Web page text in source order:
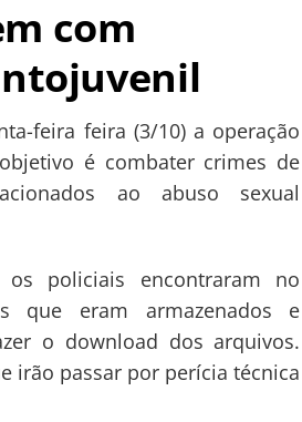
com
feira feira (3/10) a operação
é combater crimes de
ao abuso sexual
policiais encontraram no
que eram armazenados e
o download dos arquivos.
irão passar por perícia técnica